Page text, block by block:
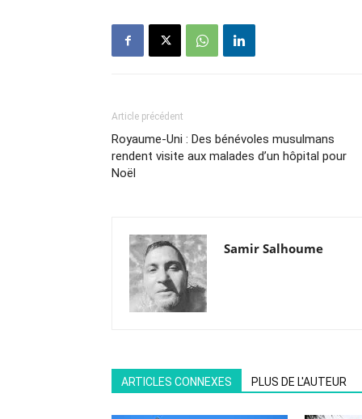
Article précédent
Royaume-Uni : Des bénévoles musulmans
rendent visite aux malades d’un hôpital pour
Noël
Samir Salhoume
ARTICLES CONNEXES PLUS DE L'AUTEUR